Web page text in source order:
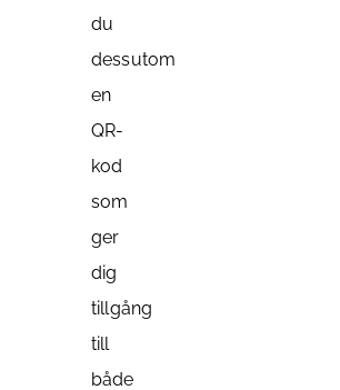
du
dessutom
en
QR-
kod
som
ger
dig
tillgång
till
både